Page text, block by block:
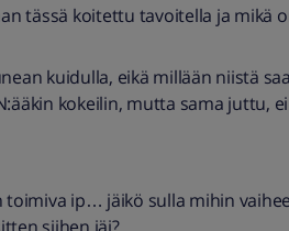
tässä koitettu tavoitella ja mikä
kuidulla, eikä millään niistä saa
kokeilin, mutta sama juttu, ei
ip… jäikö sulla mihin